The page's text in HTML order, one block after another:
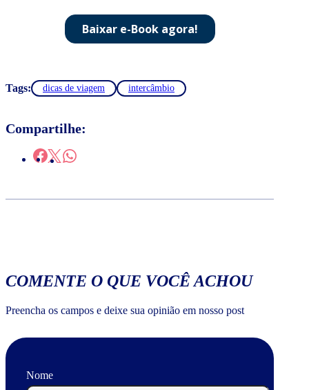
Tags: dicas de viagem intercâmbio
Compartilhe:
COMENTE O QUE VOCÊ ACHOU
Preencha os campos e deixe sua opinião em nosso post
Nome